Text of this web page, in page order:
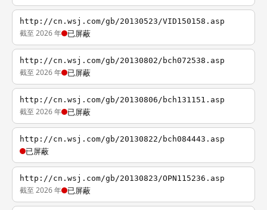
http://cn.wsj.com/gb/20130523/VID150158.asp
截至 2026 年 已屏蔽
http://cn.wsj.com/gb/20130802/bch072538.asp
截至 2026 年 已屏蔽
http://cn.wsj.com/gb/20130806/bch131151.asp
截至 2026 年 已屏蔽
http://cn.wsj.com/gb/20130822/bch084443.asp
已屏蔽
http://cn.wsj.com/gb/20130823/OPN115236.asp
截至 2026 年 已屏蔽